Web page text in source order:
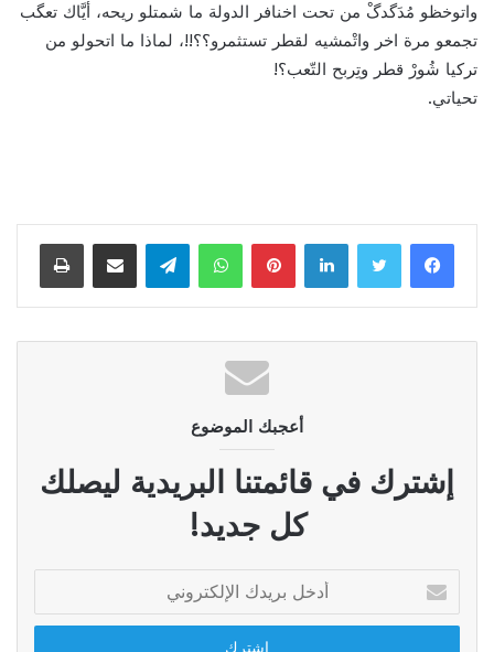
واتوخظو مُدَگدگْ من تحت اخنافر الدولة ما شمتلو ريحه، أيَّاك تعگب
تجمعو مرة اخر واتْمشيه لقطر تستثمرو؟؟!!، لماذا ما اتحولو من
تركيا شُورْ قطر وتِربح التّعب؟!
تحياتي.
لينكدإن بينتيريستواتساب تيلقرام مشاركة عبر البريد طباعة
أعجبك الموضوع
إشترك في قائمتنا البريدية ليصلك
كل جديد!
بريدك
الإلكتروني